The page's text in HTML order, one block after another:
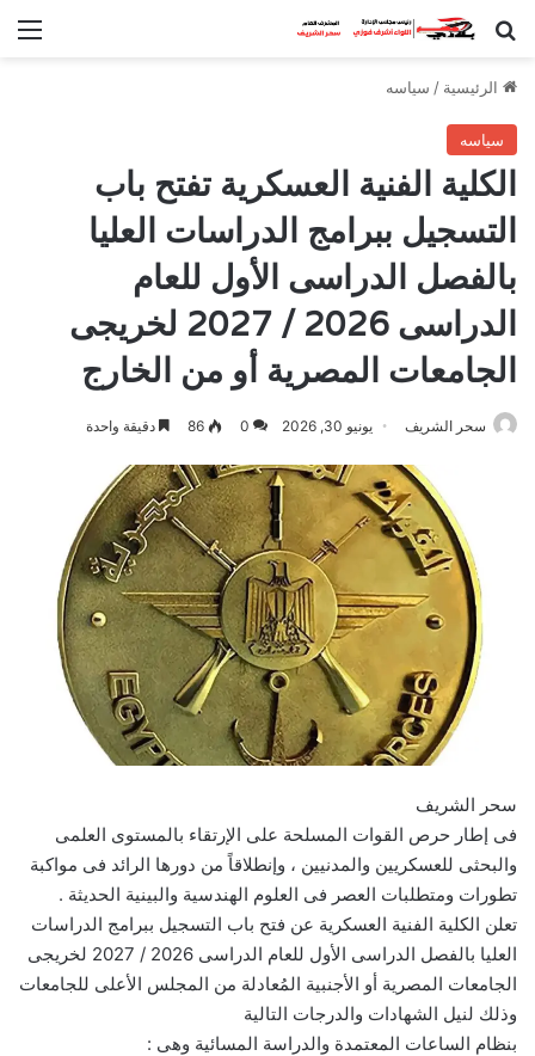
بحث عن
الرئيسية / سياسه
سياسه
الكلية الفنية العسكرية تفتح باب
التسجيل ببرامج الدراسات العليا
بالفصل الدراسى الأول للعام
الدراسى 2026 / 2027 لخريجى
الجامعات المصرية أو من الخارج
سحر الشريف يونيو 30, 2026 0
86 دقيقة واحدة
سحر الشريف
فى إطار حرص القوات المسلحة على الإرتقاء بالمستوى العلمى
والبحثى للعسكريين والمدنيين ، وإنطلاقاً من دورها الرائد فى مواكبة
تطورات ومتطلبات العصر فى العلوم الهندسية والبينية الحديثة .
تعلن الكلية الفنية العسكرية عن فتح باب التسجيل ببرامج الدراسات
العليا بالفصل الدراسى الأول للعام الدراسى 2026 / 2027 لخريجى
الجامعات المصرية أو الأجنبية المُعادلة من المجلس الأعلى للجامعات
وذلك لنيل الشهادات والدرجات التالية
بنظام الساعات المعتمدة والدراسة المسائية وهى :